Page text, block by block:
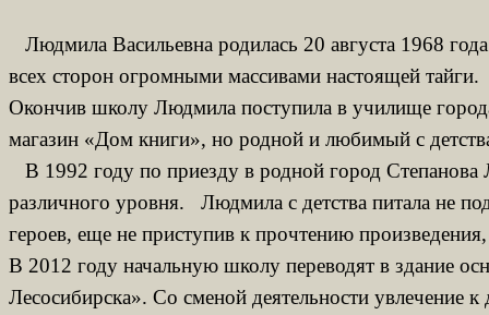
Людмила Васильевна родилась 20 августа 1968
всех сторон огромными массивами настоящей тайги.
Окончив школу Людмила поступила в училище
магазин «Дом книги», но родной и любимый с
В 1992 году по приезду в родной город Степанова
различного уровня. Людмила с детства питала не
героев, еще не приступив к прочтению
В 2012 году начальную школу переводят в здание
Лесосибирска». Со сменой деятельности увлечение